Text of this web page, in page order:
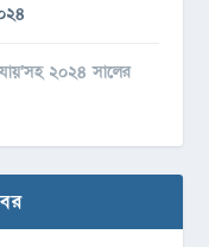
২০২৪ সালের